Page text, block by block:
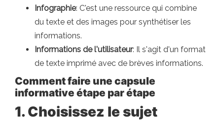
Infographie: C'est une ressource qui combine
du texte et des images pour synthétiser les
informations.
Informations de l'utilisateur: Il s'agit d'un format
de texte imprimé avec de brèves informations.
Comment faire une capsule
informative étape par étape
1. Choisissez le sujet